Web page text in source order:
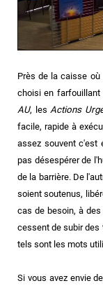
Près de la caisse où
choisi en farfouillant
AU, les Actions
facile, rapide à
assez souvent c'est
pas désespérer de
de la barrière. De
soient soutenus,
cas de besoin, à
cessent de subir des
tels sont les mots
Si vous avez envie